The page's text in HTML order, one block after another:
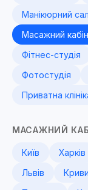
Манікюрний
Масажний
Фітнес-студія
Фотостудія
Приватна
МАСАЖНИЙ
Київ Харків
Львів